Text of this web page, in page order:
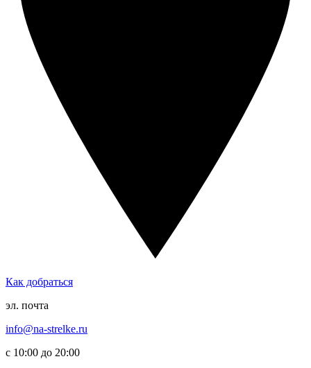
Как добраться
эл. почта
info@na-strelke.ru
с 10:00 до 20:00